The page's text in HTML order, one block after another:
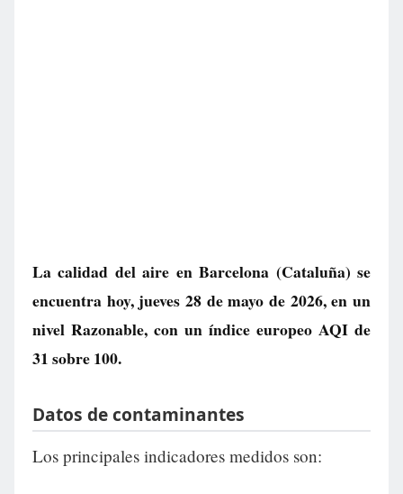
La calidad del aire enBarcelona (Cataluña) se
encuentra hoy, jueves 28 de mayo de 2026, en un
nivel Razonable, con un índice europeo AQI de
31sobre 100.
Datos de contaminantes
Los principales indicadores medidos son: